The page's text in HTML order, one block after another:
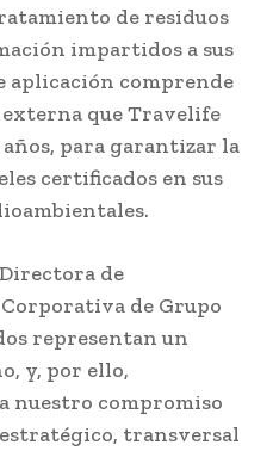
de residuos
impartidos a sus
aplicación comprende
que Travelife
para garantizar la
certificados en sus
de
de Grupo
representan un
y, por ello,
nuestro compromiso
transversal